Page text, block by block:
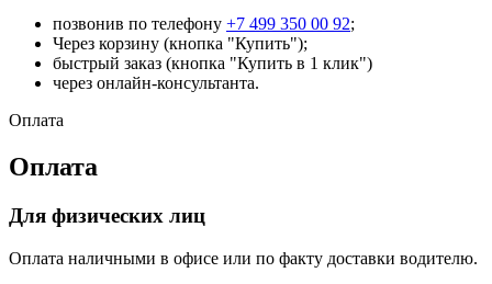
позвонив по телефону +7 499 350 00 92;
Через корзину (кнопка "Купить");
быстрый заказ (кнопка "Купить в 1 клик")
через онлайн-консультанта.
Оплата
Оплата
Для физических лиц
Оплата наличными в офисе или по факту доставки водителю.